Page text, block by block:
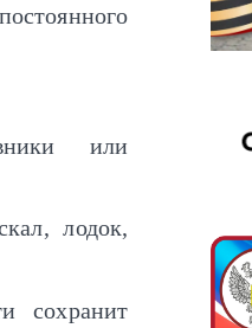
или
лодок,
сохранит